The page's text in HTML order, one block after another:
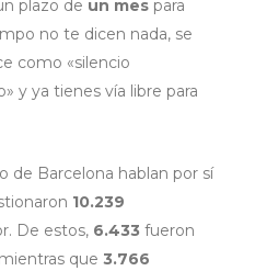
plazo de un mes para
no te dicen nada, se
como «silencio
y ya tienes vía libre para
de Barcelona hablan por sí
10.239
De estos, 6.433 fueron
que 3.766